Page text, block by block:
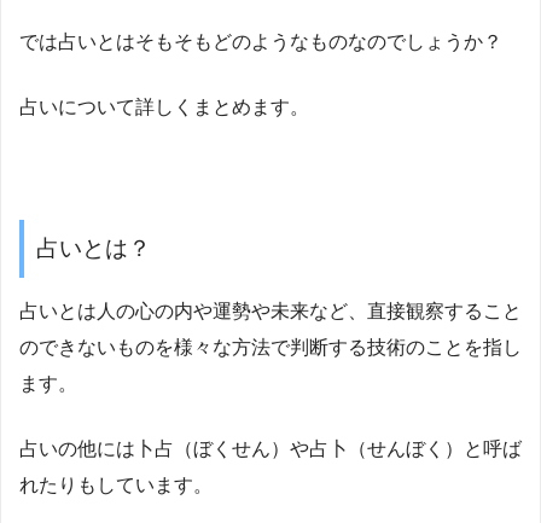
では占いとはそもそもどのようなものなのでしょうか？
占いについて詳しくまとめます。
占いとは？
占いとは人の心の内や運勢や未来など、直接観察すること
のできないものを様々な方法で判断する技術のことを指し
ます。
占いの他には卜占（ぼくせん）や占卜（せんぼく）と呼ば
れたりもしています。